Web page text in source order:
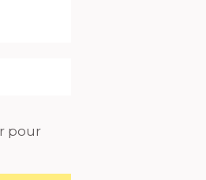
pour